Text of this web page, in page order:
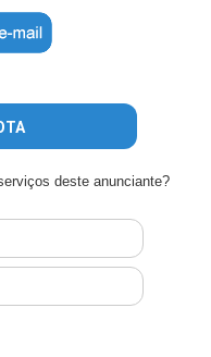
deste anunciante?